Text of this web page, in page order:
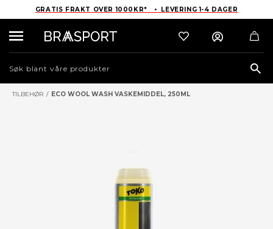
GRATIS FRAKT OVER 1000KR* • LEVERING 1-4 DAGER
TILBEHØR / ECO WOOL WASH VASKEMIDDEL, 250ML